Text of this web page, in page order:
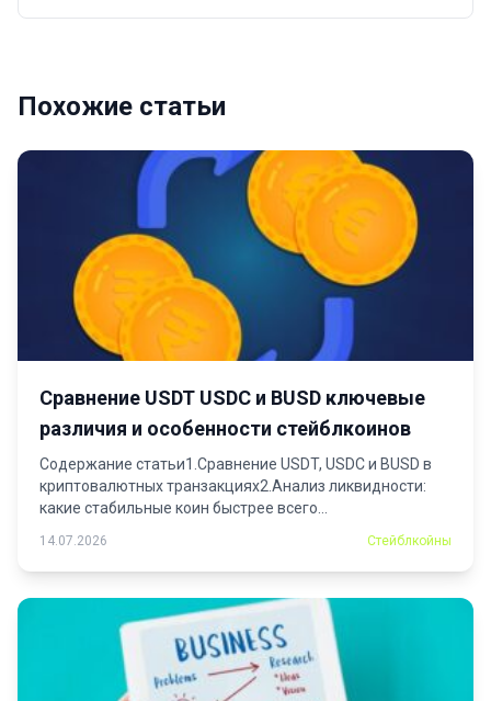
Похожие статьи
Сравнение USDT USDC и BUSD ключевые
различия и особенности стейблкоинов
Содержание статьи1.Сравнение USDT, USDC и BUSD в
криптовалютных транзакциях2.Анализ ликвидности:
какие стабильные коин быстрее всего...
14.07.2026 Стейблкойны